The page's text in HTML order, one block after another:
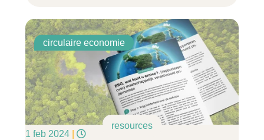
circulaire economie
resources
1 feb 2024